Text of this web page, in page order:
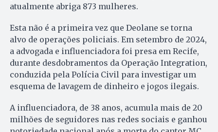
atualmente abriga 873 mulheres.
Esta não é a primeira vez que Deolane se torna
alvo de operações policiais. Em setembro de 2024,
a advogada e influenciadora foi presa em Recife,
durante desdobramentos da Operação Integration,
conduzida pela Polícia Civil para investigar um
esquema de lavagem de dinheiro e jogos ilegais.
A influenciadora, de 38 anos, acumula mais de 20
milhões de seguidores nas redes sociais e ganhou